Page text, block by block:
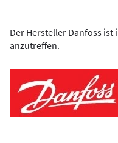
Der Hersteller Danfoss
anzutreffen.